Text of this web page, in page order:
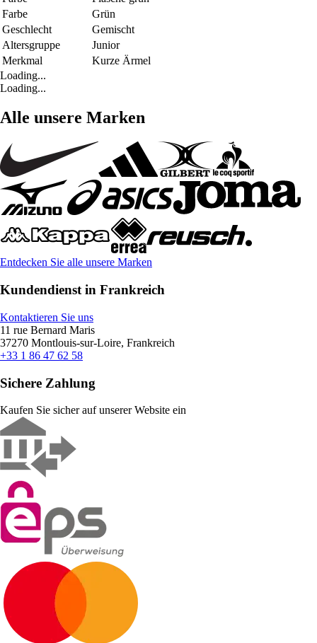
Farbe
Grün
Geschlecht
Gemischt
Altersgruppe
Junior
Merkmal
Kurze Ärmel
Loading...
Loading...
Alle unsere Marken
Entdecken Sie alle unsere Marken
Kundendienst in Frankreich
Kontaktieren Sie uns
11 rue Bernard Maris
37270 Montlouis-sur-Loire, Frankreich
+33 1 86 47 62 58
Sichere Zahlung
Kaufen Sie sicher auf unserer Website ein